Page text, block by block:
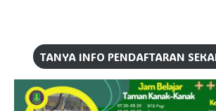
TANYA INFO PENDAFTARAN